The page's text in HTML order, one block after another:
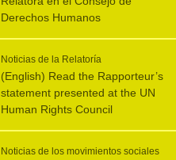
Derechos Humanos
Noticias de la Relatoría
(English) Read the Rapporteur’s
statement presented at the UN
Human Rights Council
Noticias de los movimientos sociales